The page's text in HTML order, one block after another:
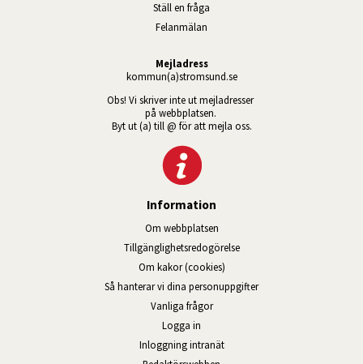
Ställ en fråga
Felanmälan
Mejladress
kommun(a)stromsund.se
Obs! Vi skriver inte ut mejladresser
på webbplatsen.
Byt ut (a) till @ för att mejla oss.
Information
Om webbplatsen
Tillgänglig­hets­redo­görelse
Om kakor (cookies)
Så hanterar vi dina personuppgifter
Vanliga frågor
Logga in
Inloggning intranätÖppnas i nytt fönster.